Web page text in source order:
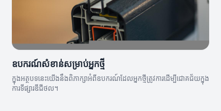
ឧបករណ៍សំខាន់សម្រាប់អ្នកថ្មី
ក្នុងអត្ថបទនេះយើងនឹងពិភាក្សាអំពីឧបករណ៍ដែលអ្នកថ្មីត្រូវការដើម្បីជោគជ័យក្នុង
ការទីផ្សារឌីជីថល។